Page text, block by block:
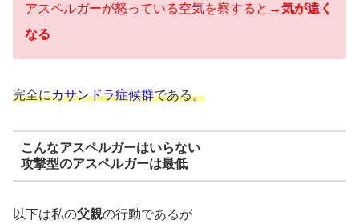
アスペルガーが怒っている空気を察すると→気が遠く
なる
完全にカサンドラ症候群である。
こんなアスペルガーはいらない
攻撃型のアスペルガーは最低
以下は私の父親の行動であるが